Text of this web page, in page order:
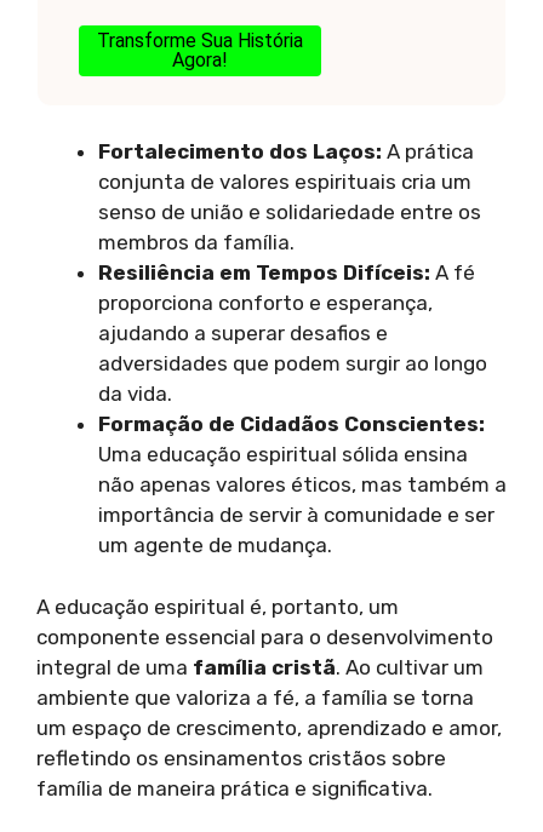
Transforme Sua História
Agora!
Fortalecimento dos Laços: A prática
conjunta de valores espirituais cria um
senso de união e solidariedade entre os
membros da família.
Resiliência em Tempos Difíceis: A fé
proporciona conforto e esperança,
ajudando a superar desafios e
adversidades que podem surgir ao longo
da vida.
Formação de Cidadãos Conscientes:
Uma educação espiritual sólida ensina
não apenas valores éticos, mas também a
importância de servir à comunidade e ser
um agente de mudança.
A educação espiritual é, portanto, um
componente essencial para o desenvolvimento
integral de uma família cristã. Ao cultivar um
ambiente que valoriza a fé, a família se torna
um espaço de crescimento, aprendizado e amor,
refletindo os ensinamentos cristãos sobre
família de maneira prática e significativa.